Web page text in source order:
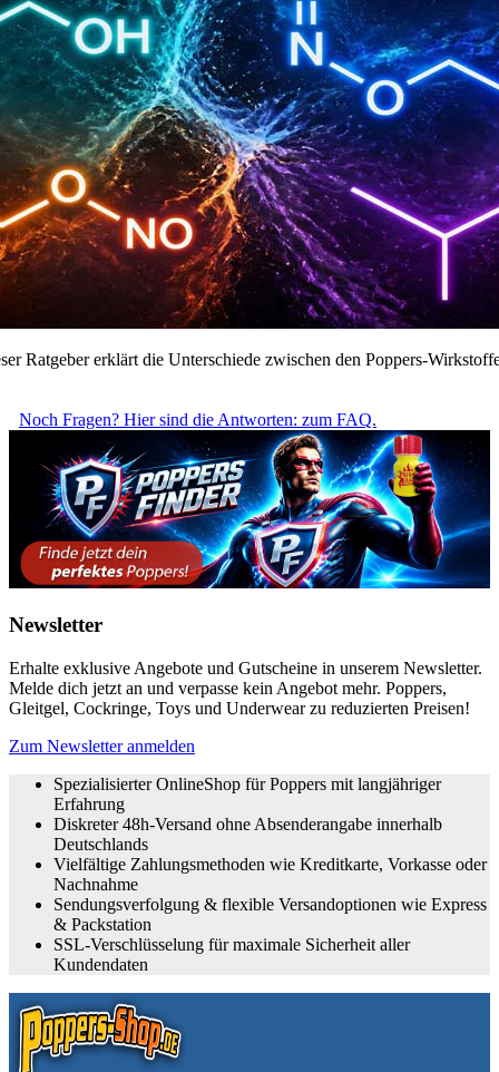
Ratgeber erklärt die Unterschiede zwischen den Poppers-
Noch Fragen? Hier sind die Antworten: zum FAQ.
Newsletter
Erhalte exklusive Angebote und Gutscheine in unserem Newsletter.
Melde dich jetzt an und verpasse kein Angebot mehr. Poppers,
Gleitgel, Cockringe, Toys und Underwear zu reduzierten Preisen!
Zum Newsletter anmelden
Spezialisierter OnlineShop für Poppers mit langjähriger
Erfahrung
Diskreter 48h-Versand ohne Absenderangabe innerhalb
Deutschlands
Vielfältige Zahlungsmethoden wie Kreditkarte, Vorkasse oder
Nachnahme
Sendungsverfolgung & flexible Versandoptionen wie Express
& Packstation
SSL-Verschlüsselung für maximale Sicherheit aller
Kundendaten